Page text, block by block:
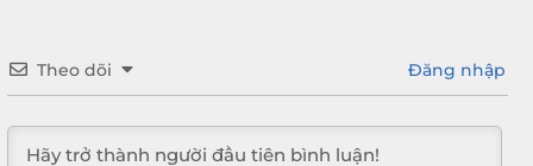
Theo dõi Đăng nhập